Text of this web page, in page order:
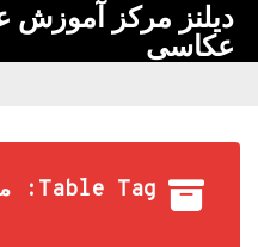
دیلنز مرکز آموزش
عکاسی
Table Tag: مجسمه